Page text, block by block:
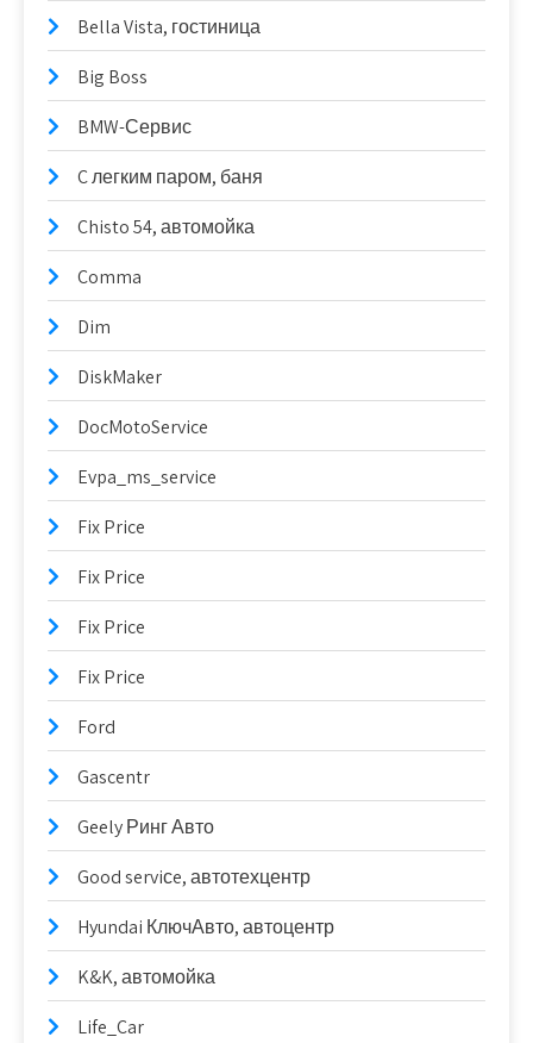
Bella Vista, гостиница
Big Boss
BMW-Сервис
C легким паром, баня
Chisto 54, автомойка
Comma
Dim
DiskMaker
DocMotoService
Evpa_ms_service
Fix Price
Fix Price
Fix Price
Fix Price
Ford
Gascentr
Geely Ринг Авто
Good serviсe, автотехцентр
Hyundai КлючАвто, автоцентр
K&K, автомойка
Life_Car